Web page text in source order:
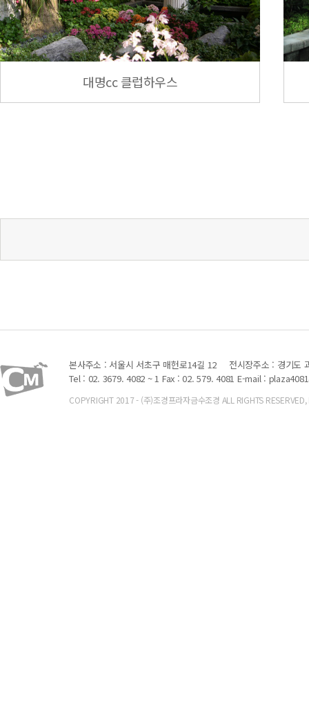
대명cc 클럽하우스
본사주소 : 서울시 서초구 매헌로14길 12
전시장주소 : 경기도
Tel : 02. 3679. 4082 ~ 1 Fax : 02. 579. 4081 E-mail :
COPYRIGHT 2017 - (주)조경프라자금수조경 ALL RIGHTS